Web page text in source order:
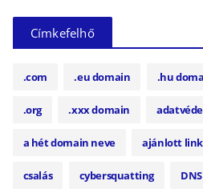
Címkefelhő
.com .eu domain .hu
.org .xxx domain
a hét domain neve ajánlott
csalás cybersquatting DNS